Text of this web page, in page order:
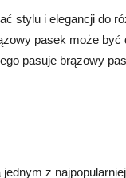
stylu i elegancji do
pasek może być
pasuje brązowy
z